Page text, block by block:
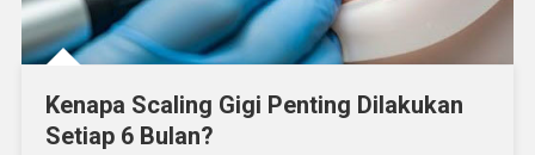
Kenapa Scaling Gigi Penting Dilakukan
Setiap 6 Bulan?